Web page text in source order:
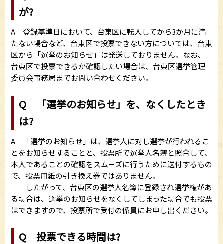
が?
A 登録基準日において、台東区に転入してから3か月に満
たない場合など、台東区で投票できない方については、台東
区から「選挙のお知らせ」は発送しておりません。なお、
台東区で投票できるか確認したい場合は、台東区選挙管理
委員会事務局までお問い合わせください。
Q 「選挙のお知らせ」を、なくしたとき
は?
A 「選挙のお知らせ」は、選挙人に対し選挙が行われるこ
とをお知らせすることと、投票所で選挙人名簿と照合して、
本人であることの確認をスムーズに行うために送付するもの
で、投票用紙の引き換え券ではありません。
したがって、台東区の選挙人名簿に登録され選挙権があ
る場合は、選挙のお知らせをなくしてしまった場合でも投票
はできますので、投票所で受付の係員にお申し出ください。
Q 投票できる時間は?